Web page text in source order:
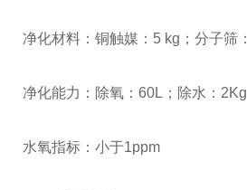
净化材料：铜触媒： 5 kg ；分子筛：
净化能力：除氧： 60L ；除水： 2Kg
水氧指标：小于1ppm